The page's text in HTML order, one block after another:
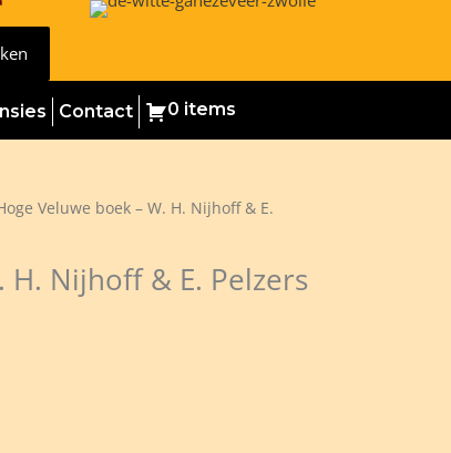
Contact 0 items
Veluwe boek – W. H. Nijhoff & E.
H. Nijhoff & E. Pelzers